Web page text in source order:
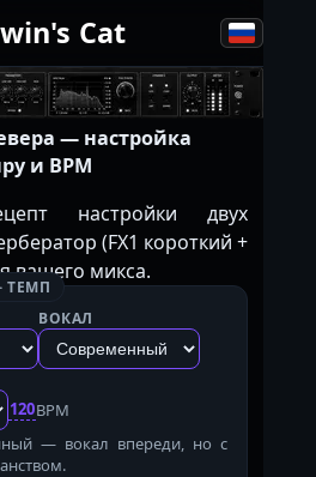
Cat
— настройка
и BPM
настройки двух
(FX1 короткий +
вашего микса.
ТЕМП
ВОКАЛ
120BPM
— вокал впереди, но с